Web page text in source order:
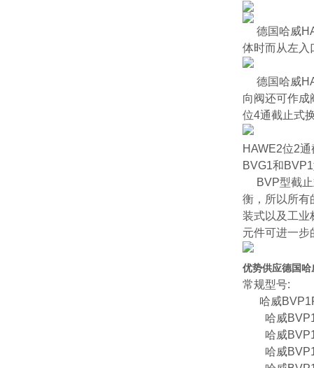
德国哈威
体时而从左入
德国哈威
向阀还可作成
位4通截止式
HAWE2位2
BVG1和
BVP型截止
衡，所以所有
装式以及工业
元件可进一步
优势供应德国
常规型号:
哈威
哈威
哈威
哈威